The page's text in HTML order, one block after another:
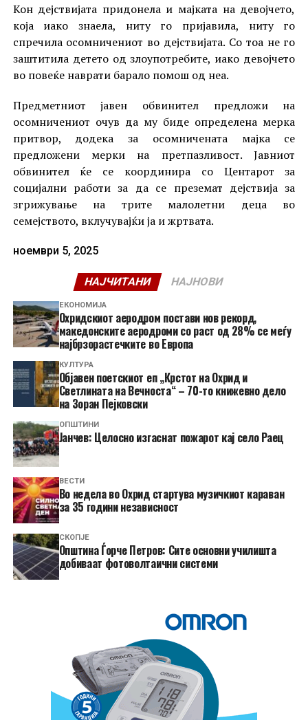
Кон дејствијата придонела и мајката на девојчето,
која иако знаела, ниту го пријавила, ниту го
спречила осомничениот во дејствијата. Со тоа не го
заштитила детето од злоупотребите, иако девојчето
во повеќе наврати барало помош од неа.
Предметниот јавен обвинител предложи на
осомничениот очув да му биде определена мерка
притвор, додека за осомничената мајка се
предложени мерки на претпазливост. Јавниот
обвинител ќе се координира со Центарот за
социјални работи за да се преземат дејствија за
згрижување на трите малолетни деца во
семејството, вклучувајќи ја и жртвата.
ноември 5, 2025
НАЈЧИТАНИ НАЈНОВИ
ЕКОНОМИЈА
Охридскиот аеродром постави нов рекорд,
македонските аеродроми со раст од 28% се меѓу
најбрзорастечките во Европа
КУЛТУРА
Објавен поетскиот еп „Крстот на Охрид и
Светлината на Вечноста“ – 70-то книжевно дело
на Зоран Пејковски
ОПШТИНИ
Јанчев: Целосно изгаснат пожарот кај село Раец
ВЕСТИ
Во недела во Охрид стартува музичкиот караван
за 35 години независност
СКОПЈЕ
Општина Ѓорче Петров: Сите основни училишта
добиваат фотоволтаични системи